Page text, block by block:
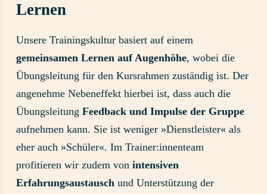
Lernen
Unsere Trainingskultur basiert auf einem
gemeinsamen Lernen auf Augenhöhe, wobei die
Übungsleitung für den Kursrahmen zuständig ist. Der
angenehme Nebeneffekt hierbei ist, dass auch die
Übungsleitung Feedback und Impulse der Gruppe
aufnehmen kann. Sie ist weniger »Dienstleister« als
eher auch »Schüler«. Im Trainer:innenteam
profitieren wir zudem von intensiven
Erfahrungsaustausch und Unterstützung der